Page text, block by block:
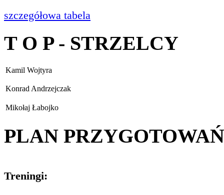
szczegółowa tabela
T O P - STRZELCY
Kamil Wojtyra
Konrad Andrzejczak
Mikołaj Łabojko
PLAN PRZYGOTOWAŃ
Treningi: